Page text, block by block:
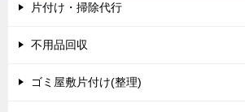
片付け・掃除代行
不用品回収
ゴミ屋敷片付け(整理)